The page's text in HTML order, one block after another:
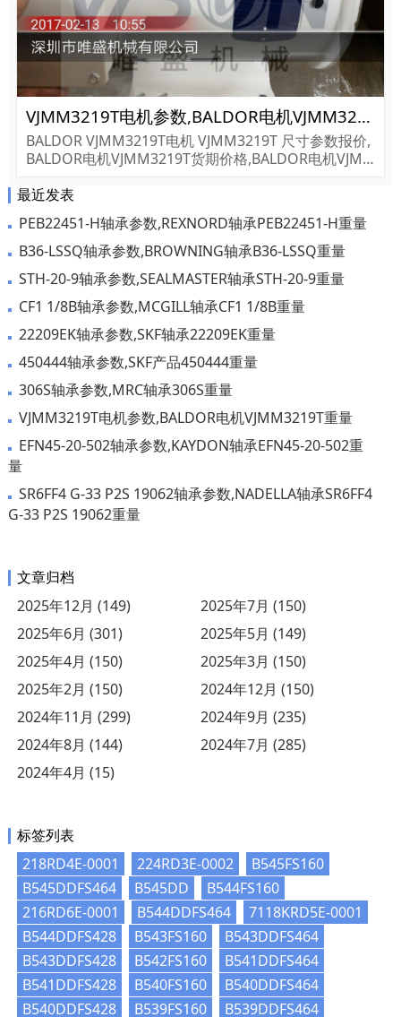
VJMM3219T电机参数,BALDOR电机VJMM3219T重量
BALDOR VJMM3219T电机 VJMM3219T 尺寸参数报价,
BALDOR电机VJMM3219T货期价格,BALDOR电机VJM
最近发表
PEB22451-H轴承参数,REXNORD轴承PEB22451-H重量
B36-LSSQ轴承参数,BROWNING轴承B36-LSSQ重量
STH-20-9轴承参数,SEALMASTER轴承STH-20-9重量
CF1 1/8B轴承参数,MCGILL轴承CF1 1/8B重量
22209EK轴承参数,SKF轴承22209EK重量
450444轴承参数,SKF产品450444重量
306S轴承参数,MRC轴承306S重量
VJMM3219T电机参数,BALDOR电机VJMM3219T重量
EFN45-20-502轴承参数,KAYDON轴承EFN45-20-502重
量
SR6FF4 G-33 P2S 19062轴承参数,NADELLA轴承SR6FF4
G-33 P2S 19062重量
文章归档
2025年12月 (149)
2025年7月 (150)
2025年6月 (301)
2025年5月 (149)
2025年4月 (150)
2025年3月 (150)
2025年2月 (150)
2024年12月 (150)
2024年11月 (299)
2024年9月 (235)
2024年8月 (144)
2024年7月 (285)
2024年4月 (15)
标签列表
218RD4E-0001
224RD3E-0002
B545FS160
B545DDFS464
B545DD
B544FS160
216RD6E-0001
B544DDFS464
7118KRD5E-0001
B544DDFS428
B543FS160
B543DDFS464
B543DDFS428
B542FS160
B541DDFS464
B541DDFS428
B540FS160
B540DDFS464
B540DDFS428
B539FS160 B539DDFS464